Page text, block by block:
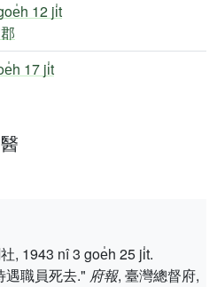
, 1943 nî 3 goe̍h 25 ji̍t.
遇職員死去." 府報, 臺灣總督府,
12 ji̍t
17 ji̍t